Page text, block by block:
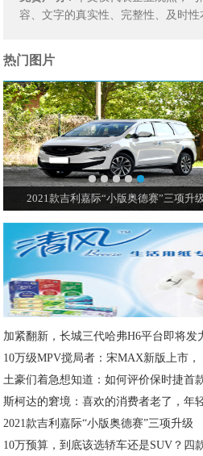
容、文字的真实性、完整性、及时
热门图片
2021款吉利嘉际“小版奥德赛”三项升
加紧翻新，长城三代哈弗H6平台即将发
10万级MPV搅局者：宋MAX新版上市，
土豪们着急想知道：如何评价保时捷首
斯柯达的窘境：喜欢的消费者老了，年
2021款吉利嘉际“小版奥德赛”三项升级
10万预算，到底该选轿车还是SUV？四